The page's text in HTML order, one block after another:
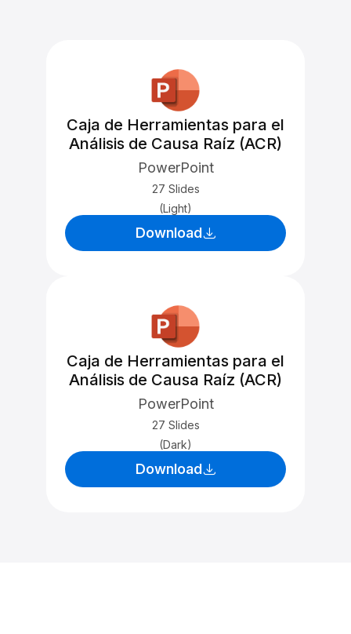
Caja de Herramientas para el
Análisis de Causa Raíz (ACR)
PowerPoint
27 Slides
(Light)
Download
Caja de Herramientas para el
Análisis de Causa Raíz (ACR)
PowerPoint
27 Slides
(Dark)
Download